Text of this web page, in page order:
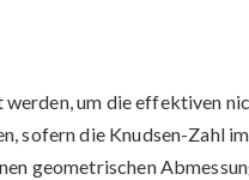
werden, um die effektiven
sofern die Knudsen-Zahl
geometrischen